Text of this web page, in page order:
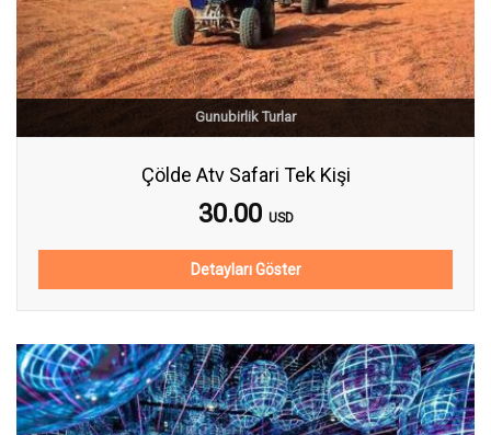
Gunubirlik Turlar
Çölde Atv Safari Tek Kişi
30.00 USD
Detayları Göster